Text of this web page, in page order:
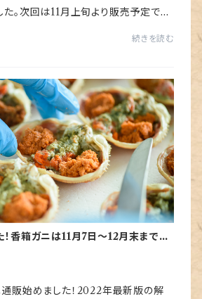
。次回は11月上旬より販売予定でご
は【身出しズワイガニの甲羅盛り】を
続きを読む
香箱ガニは11月7日〜12月末までの
通販始めました！2022年最新版の解